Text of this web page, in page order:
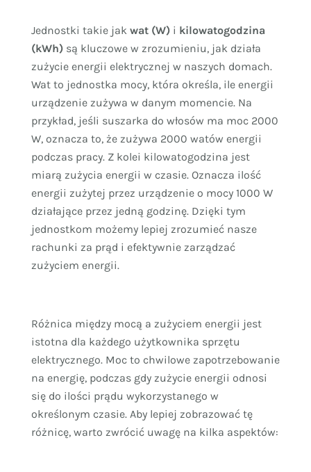
Jednostki takie jak wat (W)i kilowatogodzina
(kWh)są kluczowe w zrozumieniu, jak działa
zużycie energii elektrycznej w naszych domach.
Wat to jednostka mocy, która określa, ile energii
urządzenie zużywa w danym momencie. Na
przykład, jeśli suszarka do włosów ma moc 2000
W, oznacza to, że zużywa 2000 watów energii
podczas pracy. Z kolei kilowatogodzina jest
miarą zużycia energii w czasie. Oznacza ilość
energii zużytej przez urządzenie o mocy 1000 W
działające przez jedną godzinę. Dzięki tym
jednostkom możemy lepiej zrozumieć nasze
rachunki za prąd i efektywnie zarządzać
zużyciem energii.
Różnica między mocą a zużyciem energii jest
istotna dla każdego użytkownika sprzętu
elektrycznego. Moc to chwilowe zapotrzebowanie
na energię, podczas gdy zużycie energii odnosi
się do ilości prądu wykorzystanego w
określonym czasie. Aby lepiej zobrazować tę
różnicę, warto zwrócić uwagę na kilka aspektów: